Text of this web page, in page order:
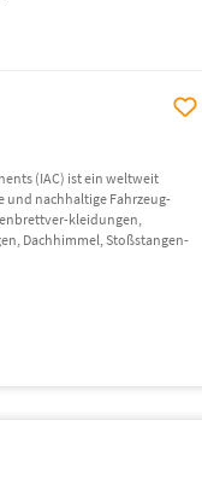
(IAC) ist ein weltweit
und nachhaltige Fahr­zeug­
kleidungen,
Dachhimmel, Stoßstangen­